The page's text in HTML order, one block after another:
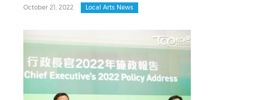
October 21, 2022 Local Arts News